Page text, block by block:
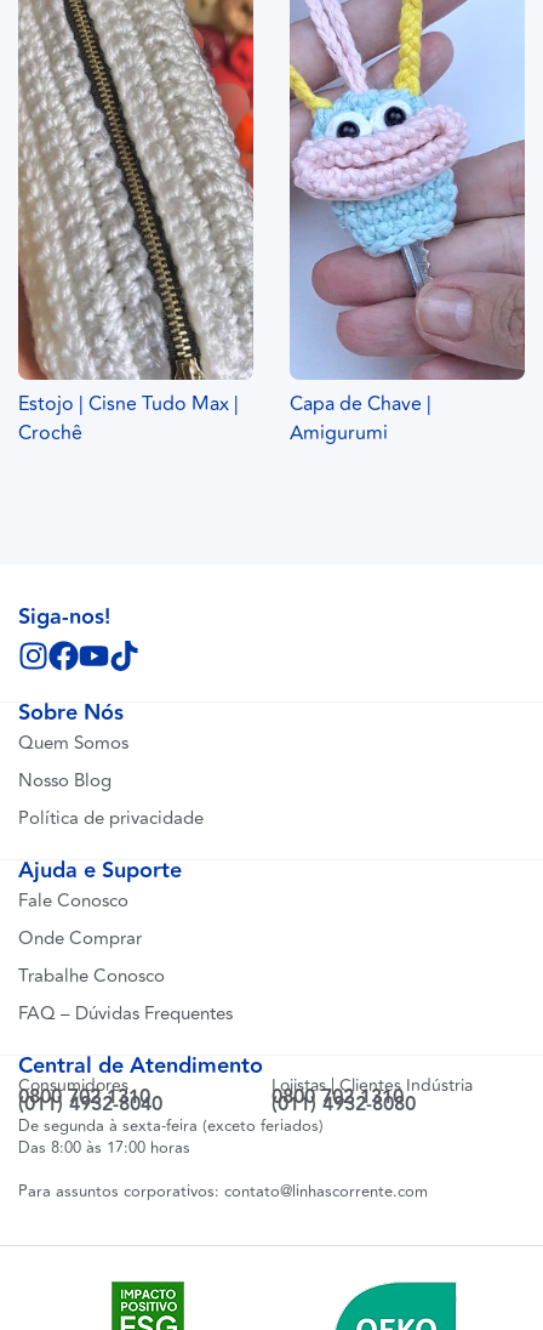
Estojo | Cisne Tudo Max |
Crochê
Capa de Chave |
Amigurumi
Sobre Nós
Quem Somos
Nosso Blog
Política de privacidade
Ajuda e Suporte
Fale Conosco
Onde Comprar
Trabalhe Conosco
FAQ – Dúvidas Frequentes
Central de Atendimento
Consumidores
0800 702 1310
(011) 4932-8040
Lojistas | Clientes Indústria
0800 702 1310
(011) 4932-8080
De segunda à sexta-feira (exceto feriados)
Das 8:00 às 17:00 horas
Para assuntos corporativos: contato@linhascorrente.com
Siga-nos!